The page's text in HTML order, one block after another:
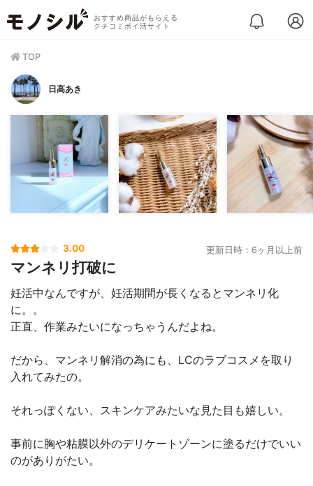
おすすめ商品がもらえる
クチコミポイ活サイト
TOP
日高あき
3.00 更新日時：6ヶ月以上前
マンネリ打破に
妊活中なんですが、妊活期間が長くなるとマンネリ化
に。。
正直、作業みたいになっちゃうんだよね。
だから、マンネリ解消の為にも、LCのラブコスメを取り
入れてみたの。
それっぽくない、スキンケアみたいな見た目も嬉しい。
事前に胸や粘膜以外のデリケートゾーンに塗るだけでいい
のがありがたい。